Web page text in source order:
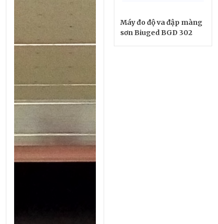
Máy đo độ va đập màng
sơn Biuged BGD 302